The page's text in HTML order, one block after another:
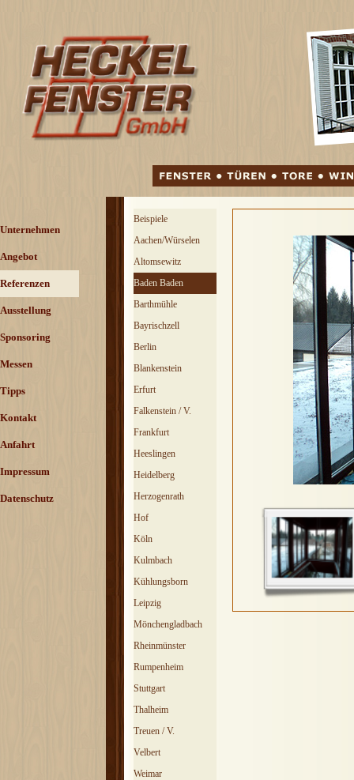
Unternehmen
Angebot
Referenzen
Ausstellung
Sponsoring
Messen
Tipps
Kontakt
Anfahrt
Impressum
Datenschutz
Beispiele
Aachen/Würselen
Altomsewitz
Baden Baden
Barthmühle
Bayrischzell
Berlin
Blankenstein
Erfurt
Falkenstein / V.
Frankfurt
Heeslingen
Heidelberg
Herzogenrath
Hof
Köln
Kulmbach
Kühlungsborn
Leipzig
Mönchengladbach
Rheinmünster
Rumpenheim
Stuttgart
Thalheim
Treuen / V.
Velbert
Weimar